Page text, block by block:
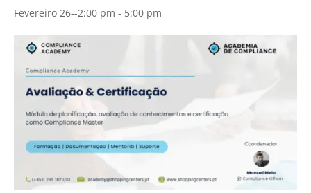
Fevereiro 26--2:00 pm - 5:00 pm